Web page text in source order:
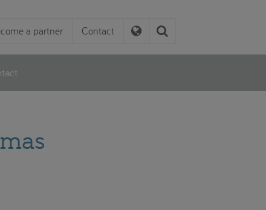
a partner Contact